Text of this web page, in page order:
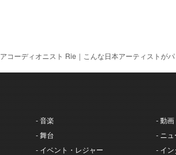
アコーディオニスト Rie｜こんな日本アーティストがパ
- 音楽
- 舞台
- イベント・レジャー
- 動画
- ニュ
- イン